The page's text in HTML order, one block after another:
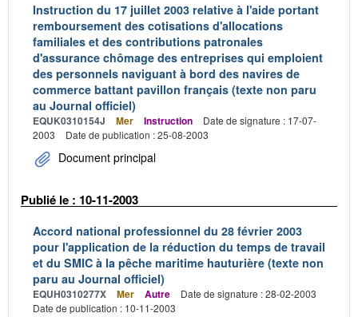
Instruction du 17 juillet 2003 relative à l'aide portant
remboursement des cotisations d'allocations
familiales et des contributions patronales
d'assurance chômage des entreprises qui emploient
des personnels naviguant à bord des navires de
commerce battant pavillon français (texte non paru
au Journal officiel)
EQUK0310154J Mer Instruction
Date de signature : 17-07-
2003
Date de publication : 25-08-2003
Document principal
Publié le : 10-11-2003
Accord national professionnel du 28 février 2003
pour l'application de la réduction du temps de travail
et du SMIC à la pêche maritime hauturière (texte non
paru au Journal officiel)
EQUH0310277X Mer Autre
Date de signature : 28-02-2003
Date de publication : 10-11-2003